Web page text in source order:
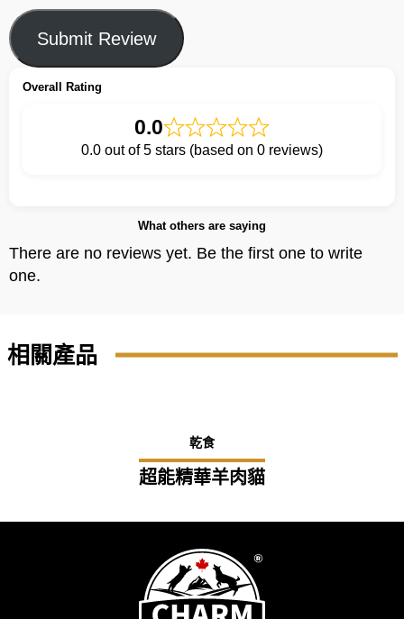
Submit Review
Overall Rating
0.0
0.0 out of 5 stars (based on 0 reviews)
What others are saying
There are no reviews yet. Be the first one to write
one.
相關產品
乾食
超能精華羊肉貓